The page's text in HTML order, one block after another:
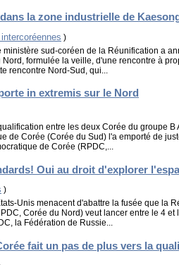
la zone industrielle de
)
ministère sud-coréen de la Réunification a
formulée la veille, d'une rencontre à
rencontre Nord-Sud, qui...
in extremis sur le Nord
entre les deux Corée du groupe
de Corée (Corée du Sud) l'a emporté de
de Corée (RPDC,...
Oui au droit d'explorer
)
Unis menacent d'abattre la fusée que la
Corée du Nord) veut lancer entre le 4
la Fédération de Russie...
fait un pas de plus vers la